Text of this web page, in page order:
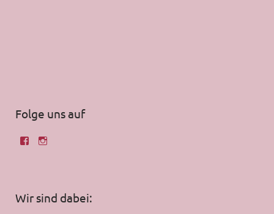
Folge uns auf
Wir sind dabei: